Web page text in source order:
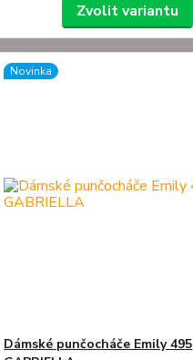
Zvolit variantu
Novinka
Dámské punčocháče Emily 495